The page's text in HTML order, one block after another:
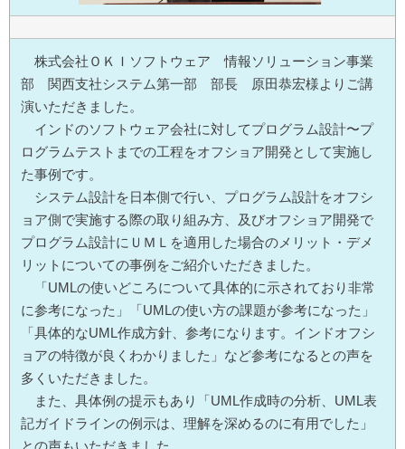
株式会社ＯＫＩソフトウェア 情報ソリューション事業
部 関西支社システム第一部 部長 原田恭宏様よりご講
演いただきました。
インドのソフトウェア会社に対してプログラム設計〜プ
ログラムテストまでの工程をオフショア開発として実施し
た事例です。
システム設計を日本側で行い、プログラム設計をオフシ
ョア側で実施する際の取り組み方、及びオフショア開発で
プログラム設計にＵＭＬを適用した場合のメリット・デメ
リットについての事例をご紹介いただきました。
「UMLの使いどころについて具体的に示されており非常
に参考になった」「UMLの使い方の課題が参考になった」
「具体的なUML作成方針、参考になります。インドオフシ
ョアの特徴が良くわかりました」など参考になるとの声を
多くいただきました。
また、具体例の提示もあり「UML作成時の分析、UML表
記ガイドラインの例示は、理解を深めるのに有用でした」
との声もいただきました。